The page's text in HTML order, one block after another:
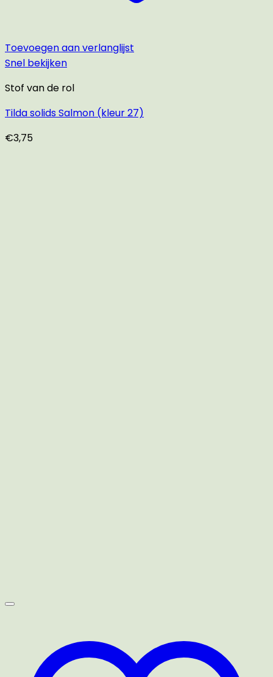
Toevoegen aan verlanglijst
Snel bekijken
Stof van de rol
Tilda solids Salmon (kleur 27)
€3,75